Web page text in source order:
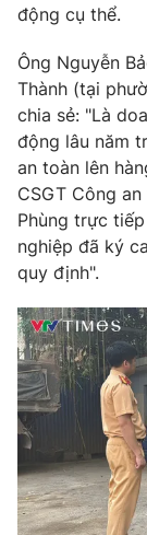
VTV9
Liên hệ tòa
THỜI BÁO VTV
Theo dõi báo
Cơ quan chủ quản:
Cơ quan báo chí:
Giấy phép hoạt
cấp ngày 29/12/
Tổng Biên tập:
động cụ thể.
Ông Nguyễn
Thành (tại
chia sẻ: "Là
động lâu năm
an toàn lên
CSGT Công
Phùng trực
nghiệp đã ký
quy định".